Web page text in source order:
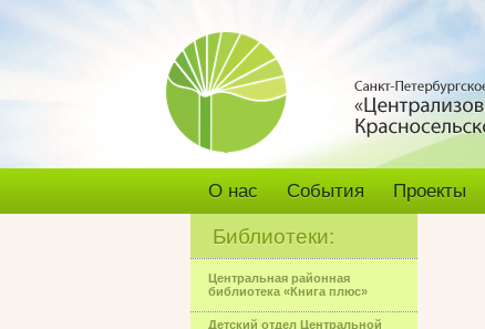
О нас События Проекты
Библиотеки:
Центральная районная
библиотека «Книга плюс»
Детский отдел Центральной